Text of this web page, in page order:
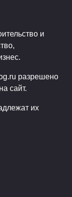
и
разрешено
сайт.
их